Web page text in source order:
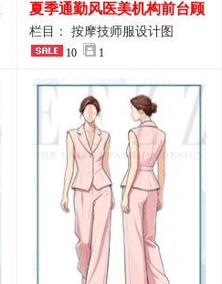
夏季通勤风医美机构前台顾
问端庄工作制服
栏目： 按摩技师服设计图
10 1